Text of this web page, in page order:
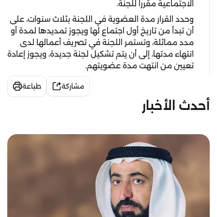
الاجتماعية مقرراً للجنة.
وحدد القرار مدة العضوية في اللجنة بثلاث سنوات، على
أن تبدأ من تاريخ أول اجتماع لها ويجوز تمديدها لمدة أو
مدد مماثلة، وتستمر اللجنة في تصريف أعمالها لدى
انتهاء مدتها، إلى أن يتم تشكيل لجنة جديدة، ويجوز إعادة
تعيين من انتهت مدة عضويتهم.
مشاركة طباعة
أحدث الأخبار